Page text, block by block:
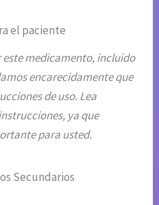
el paciente
medicamento, incluido
encarecidamente que
de uso. Lea
ya que
para usted.
Secundarios